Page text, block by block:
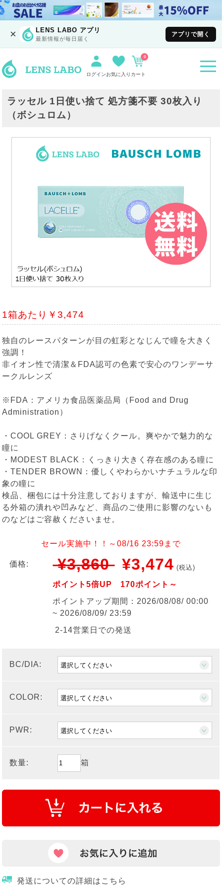
× LENS LABO アプリ
最新情報が毎日届く
アプリで開く
ログインお気に入り カート
0
ラッセル 1日使い捨て 処方箋不要 30枚入り
（ボシュロム）
1箱あたり￥3,474
独自のレースパターンが目の虹彩となじんで瞳を大きく
強調！
非イオン性で清潔＆FDA認可の色素で安心のワンデーサ
ークルレンズ
※FDA：アメリカ食品医薬品局（Food and Drug
Administration）
・COOL GREY：さりげなくクール。爽やかで魅力的な
瞳に
・MODEST BLACK：くっきり大きく存在感のある瞳に
・TENDER BROWN：優しくやわらかいナチュラルな印
象の瞳に
検品、梱包には十分注意しておりますが、輸送中に生じ
る外箱の潰れや凹みなど、商品のご使用に影響のないも
のなどはご容赦くださいませ。
セール実施中！！～08/16 23:59まで
価格: ¥3,860 ¥3,474 (税込)
ポイント5倍UP 170ポイント～
ポイントアップ期間：2026/08/08/ 00:00
~ 2026/08/09/ 23:59
2-14営業日での発送
BC/DIA:
COLOR:
PWR:
数量: 箱
発送についての詳細はこちら